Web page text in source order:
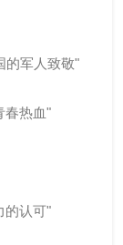
军人致敬"
热血"
认可"